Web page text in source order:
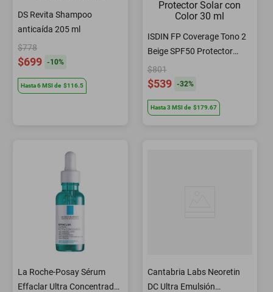
DS Revita Shampoo
anticaída 205 ml
$778
$699 -10%
Hasta6 MSIde $116.5
ISDIN FP Coverage Tono 2
Beige SPF50 Protector
Solar con Color 30 ml
$801
$539 -32%
Hasta3 MSI de $179.67
La Roche-Posay Sérum
Effaclar Ultra Concentrado
Cantabria Labs Neoretin
DC Ultra Emulsión